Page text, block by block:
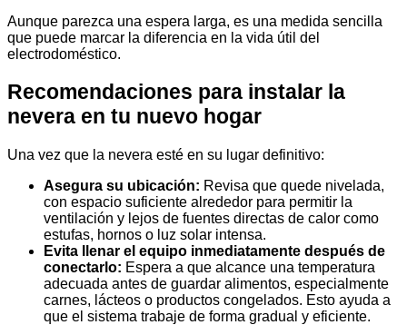
Aunque parezca una espera larga, es una medida sencilla
que puede marcar la diferencia en la vida útil del
electrodoméstico.
Recomendaciones para instalar la
nevera en tu nuevo hogar
Una vez que la nevera esté en su lugar definitivo:
Asegura su ubicación: Revisa que quede nivelada,
con espacio suficiente alrededor para permitir la
ventilación y lejos de fuentes directas de calor como
estufas, hornos o luz solar intensa.
Evita llenar el equipo inmediatamente después de
conectarlo: Espera a que alcance una temperatura
adecuada antes de guardar alimentos, especialmente
carnes, lácteos o productos congelados. Esto ayuda a
que el sistema trabaje de forma gradual y eficiente.